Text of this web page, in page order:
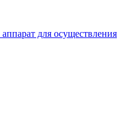
для осуществления